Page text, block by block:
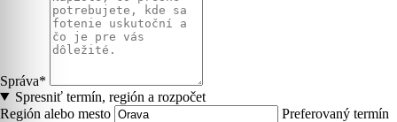
Správa*
Spresniť termín, región a rozpočet
Región alebo mesto
Preferovaný termín